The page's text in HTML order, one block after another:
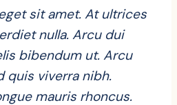
sit amet. At ultrices
nulla. Arcu dui
bibendum ut. Arcu
quis viverra nibh.
mauris rhoncus.